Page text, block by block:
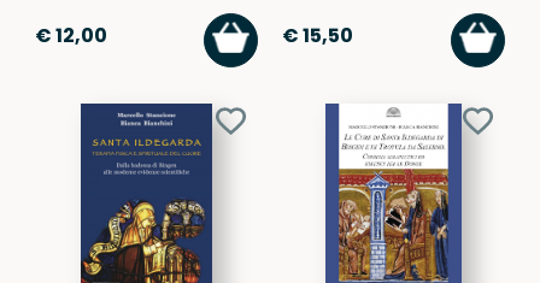
€ 12,00
AGGIUNGI
AL
CARRELLO
€ 15,50
AL
Aggiungi